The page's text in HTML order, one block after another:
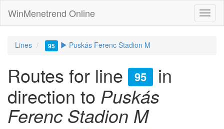
WinMenetrend Online
Lines 95 Puskás Ferenc Stadion M
Routes for line 95
in
direction to Puskás
Ferenc Stadion M